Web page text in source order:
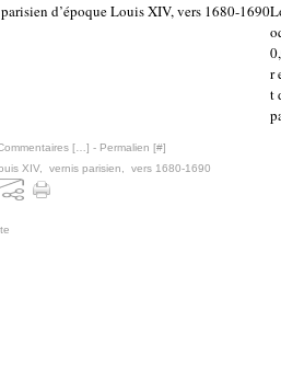
r
t
[ ] - Permalien [#]
XIV, vernis parisien vers 1680-1690